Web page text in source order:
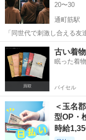
20〜30
通町筋駅
「同世代で刺激し合える
っと人生を楽しくする選択肢が知りたい」
て20代限定の交流会を企
でなく、お互いの仕事の話
熊本 熊本市 通町筋
古い着
眠った着
バイセル
＜玉名
型OP・
時給